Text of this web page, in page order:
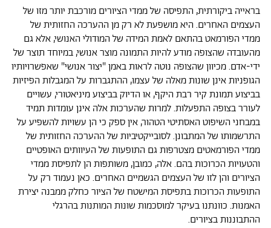
בראייה ביקורתית, התפיסה של ממדי הציורים מורכבת יותר מזו של
העצמים האחרים. היא מושפעת לא רק מן ההערכה החזותית של
ממדי הפורמאט בהתאם לאמת המידה של המודולי האנושי, אלא גם
מהעובדה שהצופה מודע להיות התמונה מוצר אנושי, במיוחד תוצר של
ידי-אדם. מכיוון שהצופה נוטה לראות באמן "יצור אנושי" שאפשרויותיו
הגופניות אינן שונות מאלה של עצמו, ההתגברות על המגבלות הפיזיות
בביצוע תמונת קיר רבת היקף, או הדיוק בביצוע מיניאטורי, עשויים
לעורר בצופה התפעלות. למרות שהערכות אלה אינן עומדות תמיד
במבחני השיפוט האסתיטי הטהור, אין ספק כי הן עשויות להשפיע על
התרשמותו של המתבונן. לסובייקטיביות של ההערכה החזותית של
ממדי הפורמאטים מצטרפות גם התופעות של העיוותים האופטיים
והטעויות הכרוכות בהם. אלה, כמובן, משותפות הן לתפיסת ממדי
הציורים והן לזו של העצמים הגשמיים האחרים. כאן נעמוד רק על
התופעות הכרוכות בתפיסת המישטח של הציור כחלק ממבנה יצירת
האמנות. כוונתנו בעיקר למוסכמות שונות המותנות בהרגלי
ההתבוננות בציורים.